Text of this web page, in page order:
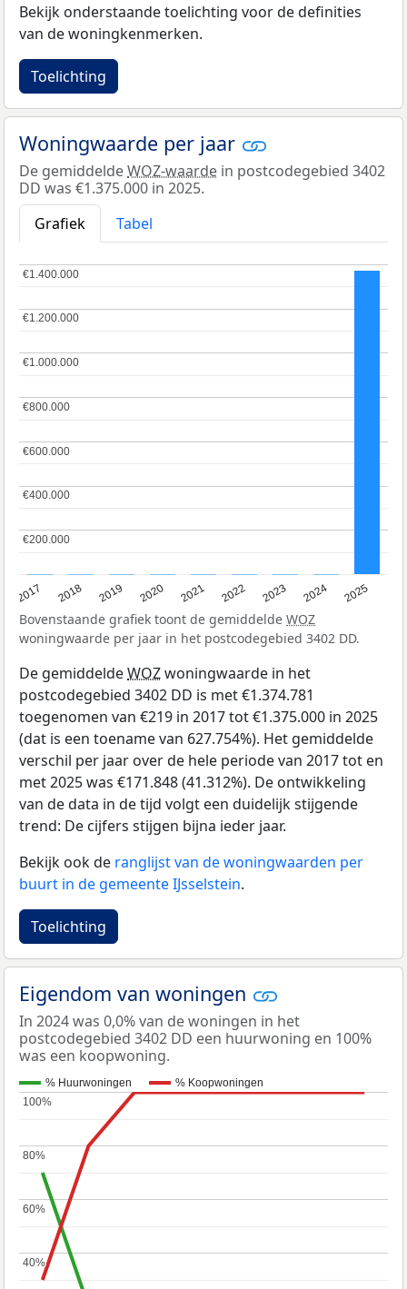
Bekijk onderstaande toelichting voor de definities
van de woningkenmerken.
Toelichting
Woningwaarde per jaar
De gemiddeldeWOZ-waarde in postcodegebied 3402
DD was €1.375.000 in 2025.
Grafiek
Tabel
2017 2018 2019 2020 2021 2022 2023 2024 2025
€200.000
€200.000
€400.000
€400.000
€600.000
€600.000
€800.000
€800.000
€1.000.000
€1.000.000
€1.200.000
€1.200.000
€1.400.000
€1.400.000
Bovenstaande grafiek toont de gemiddelde WOZ
woningwaarde per jaar in het postcodegebied 3402 DD.
De gemiddeldeWOZwoningwaarde in het
postcodegebied 3402 DD is met €1.374.781
toegenomen van €219 in 2017 tot €1.375.000 in 2025
(dat is een toename van 627.754%). Het gemiddelde
verschil per jaar over de hele periode van 2017 tot en
met 2025 was €171.848 (41.312%). De ontwikkeling
van de data in de tijd volgt een duidelijk stijgende
trend: De cijfers stijgen bijna ieder jaar.
Bekijk ook de ranglijst van de woningwaarden per
buurt in de gemeente IJsselstein.
Toelichting
Eigendom van woningen
In 2024 was 0,0% van de woningen in het
postcodegebied 3402 DD een huurwoning en 100%
was een koopwoning.
% Huurwoningen % Koopwoningen
40%
40%
60%
60%
80%
80%
100%
100%